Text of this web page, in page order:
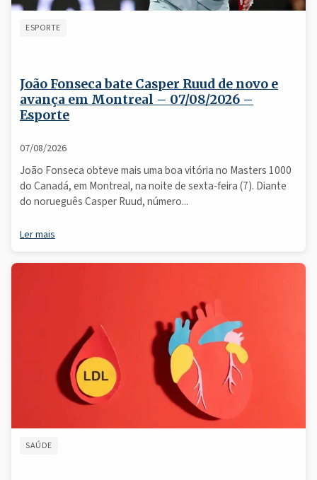
ESPORTE
João Fonseca bate Casper Ruud de novo e
avança em Montreal – 07/08/2026 –
Esporte
07/08/2026
João Fonseca obteve mais uma boa vitória no Masters 1000
do Canadá, em Montreal, na noite de sexta-feira (7). Diante
do norueguês Casper Ruud, número...
Ler mais
SAÚDE